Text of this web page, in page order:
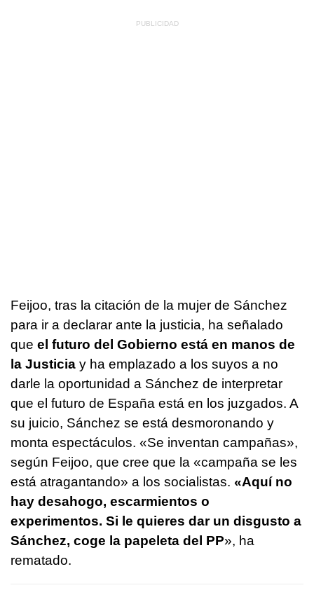
Feijoo, tras la citación de la mujer de Sánchez
para ir a declarar ante la justicia, ha señalado
que el futuro del Gobierno está en manos de
la Justicia y ha emplazado a los suyos a no
darle la oportunidad a Sánchez de interpretar
que el futuro de España está en los juzgados. A
su juicio, Sánchez se está desmoronando y
monta espectáculos. «Se inventan campañas»,
según Feijoo, que cree que la «campaña se les
está atragantando» a los socialistas. «Aquí no
hay desahogo, escarmientos o
experimentos. Si le quieres dar un disgusto a
Sánchez, coge la papeleta del PP», ha
rematado.